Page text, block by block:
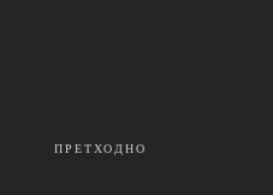
ПРЕТХОДНО